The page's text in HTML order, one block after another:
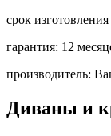
срок изготовления
гарантия: 12
производитель:
Диваны и